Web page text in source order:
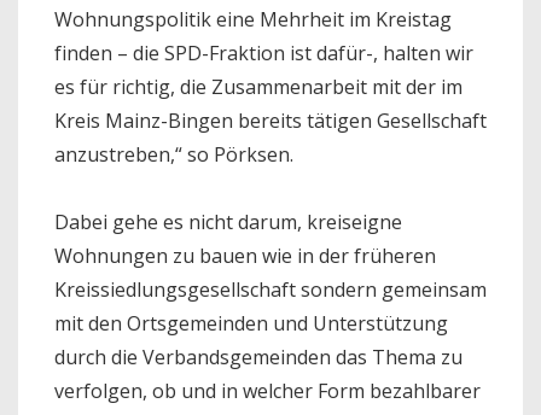
Wohnungspolitik eine Mehrheit im Kreistag
finden – die SPD-Fraktion ist dafür-, halten wir
es für richtig, die Zusammenarbeit mit der im
Kreis Mainz-Bingen bereits tätigen Gesellschaft
anzustreben,“ so Pörksen.
Dabei gehe es nicht darum, kreiseigne
Wohnungen zu bauen wie in der früheren
Kreissiedlungsgesellschaft sondern gemeinsam
mit den Ortsgemeinden und Unterstützung
durch die Verbandsgemeinden das Thema zu
verfolgen, ob und in welcher Form bezahlbarer